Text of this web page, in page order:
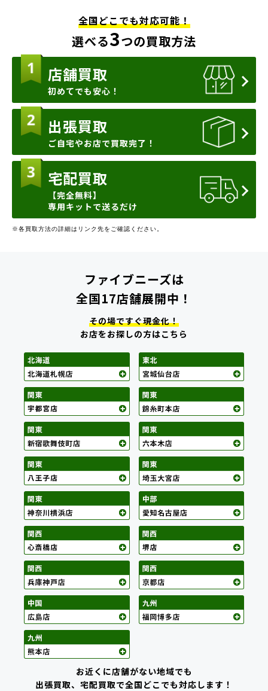
全国どこでも対応可能！
選べる3つの買取方法
店舗買取
初めてでも安心！
出張買取
ご自宅やお店で買取完了！
宅配買取
【完全無料】
専用キットで送るだけ
※各買取方法の詳細はリンク先をご確認ください。
ファイブニーズは
全国17店舗展開中！
その場ですぐ現金化！
お店をお探しの方はこちら
お近くに店舗がない地域でも
出張買取、宅配買取で全国どこでも対応します！